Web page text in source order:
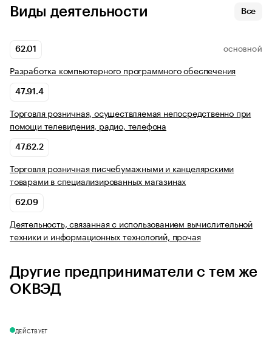
Виды деятельности Все
62.01 ОСНОВНОЙ
Разработка компьютерного программного обеспечения
47.91.4
Торговля розничная, осуществляемая непосредственно при
помощи телевидения, радио, телефона
47.62.2
Торговля розничная писчебумажными и канцелярскими
товарами в специализированных магазинах
62.09
Деятельность, связанная с использованием вычислительной
техники и информационных технологий, прочая
Другие предприниматели с тем же
ОКВЭД
ДЕЙСТВУЕТ